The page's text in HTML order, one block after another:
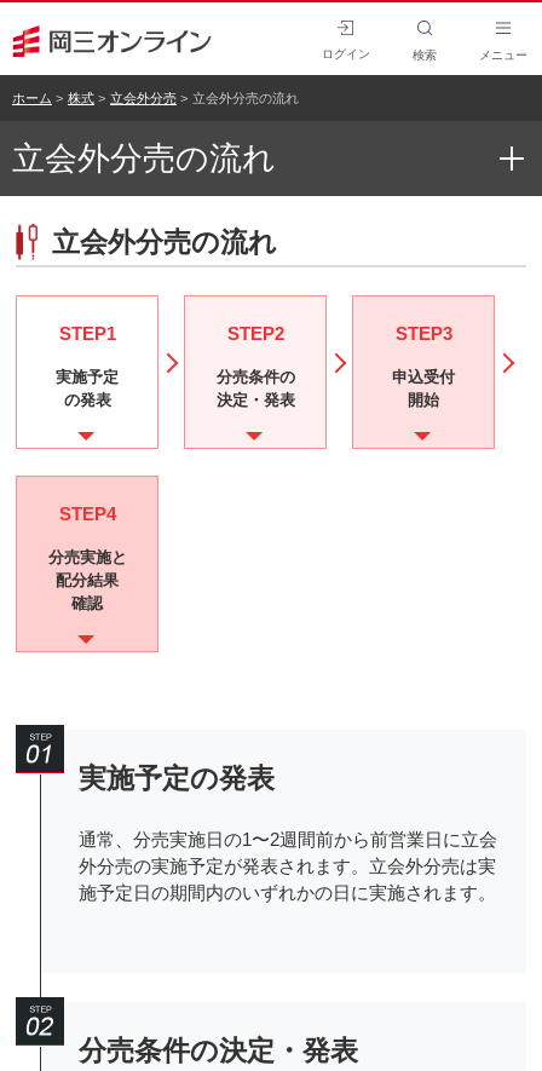
ログイン 検索 メニュー
ホーム 株式 立会外分売 立会外分売の流れ
立会外分売の流れ
立会外分売の流れ
STEP1
実施予定
の発表
STEP2
分売条件の
決定・発表
STEP3
申込受付
開始
STEP4
分売実施と
配分結果
確認
実施予定の発表
通常、分売実施日の1〜2週間前から前営業日に立会
外分売の実施予定が発表されます。立会外分売は実
施予定日の期間内のいずれかの日に実施されます。
分売条件の決定・発表